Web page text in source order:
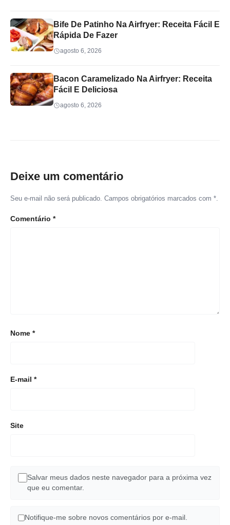
Bife De Patinho Na Airfryer: Receita Fácil E
Rápida De Fazer
agosto 6, 2026
Bacon Caramelizado Na Airfryer: Receita
Fácil E Deliciosa
agosto 6, 2026
Deixe um comentário
Seu e-mail não será publicado. Campos obrigatórios marcados com *.
Comentário *
Nome *
E-mail *
Site
Salvar meus dados neste navegador para a próxima vez
que eu comentar.
Notifique-me sobre novos comentários por e-mail.